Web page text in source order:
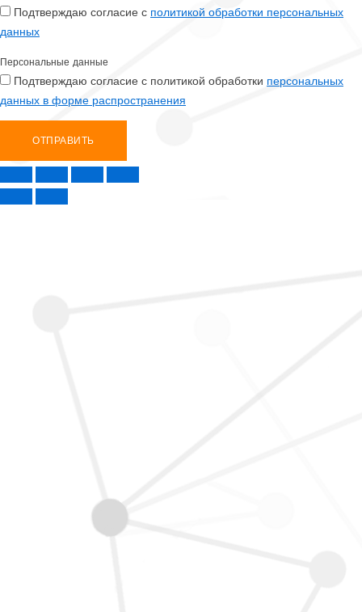
Подтверждаю согласие с политикой обработки персональных
данных
Персональные данные
Подтверждаю согласие с политикой обработки персональных
данных в форме распространения
ОТПРАВИТЬ